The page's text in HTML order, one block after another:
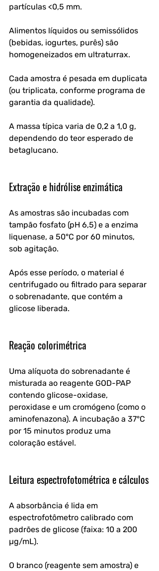
partículas <0,5 mm.
Alimentos líquidos ou semissólidos
(bebidas, iogurtes, purês) são
homogeneizados em ultraturrax.
Cada amostra é pesada em duplicata
(ou triplicata, conforme programa de
garantia da qualidade).
A massa típica varia de 0,2 a 1,0 g,
dependendo do teor esperado de
betaglucano.
Extração e hidrólise enzimática
As amostras são incubadas com
tampão fosfato (pH 6,5) e a enzima
liquenase, a 50°C por 60 minutos,
sob agitação.
Após esse período, o material é
centrifugado ou filtrado para separar
o sobrenadante, que contém a
glicose liberada.
Reação colorimétrica
Uma alíquota do sobrenadante é
misturada ao reagente GOD-PAP
contendo glicose-oxidase,
peroxidase e um cromógeno (como o
aminofenazona). A incubação a 37°C
por 15 minutos produz uma
coloração estável.
Leitura espectrofotométrica e cálculos
A absorbância é lida em
espectrofotômetro calibrado com
padrões de glicose (faixa: 10 a 200
µg/mL).
O branco (reagente sem amostra) e